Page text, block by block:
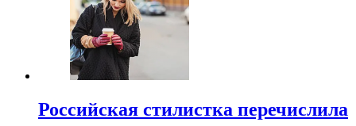
Российская стилистка перечислила